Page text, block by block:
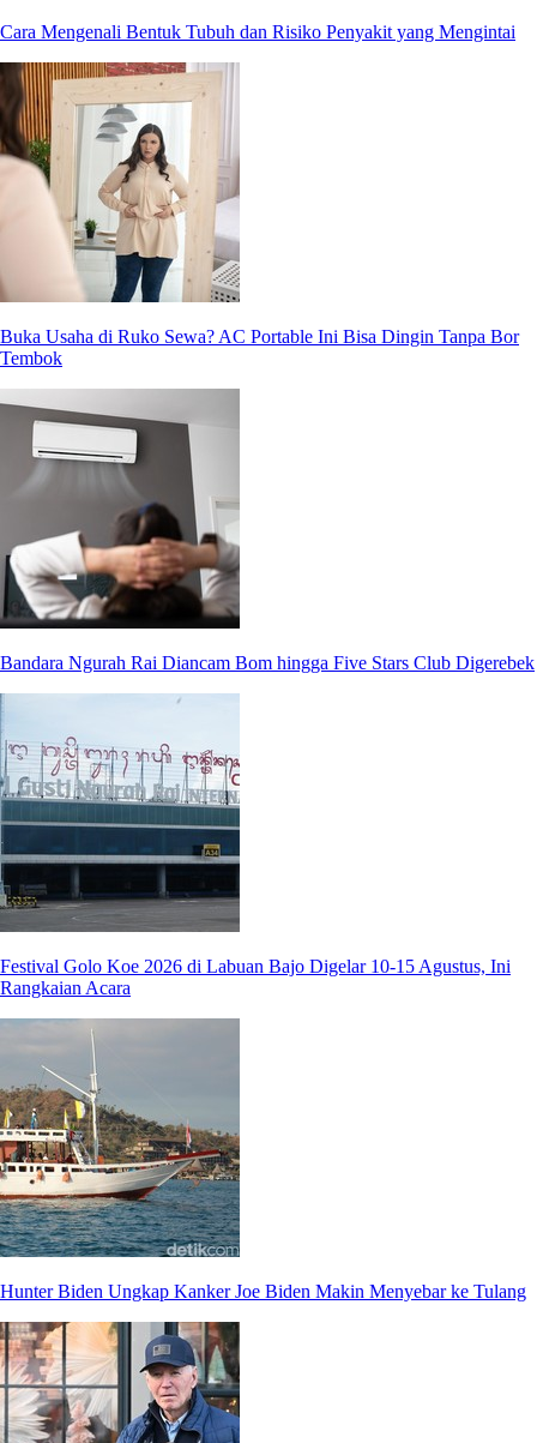
Cara Mengenali Bentuk Tubuh dan Risiko Penyakit yang Mengintai
Buka Usaha di Ruko Sewa? AC Portable Ini Bisa Dingin Tanpa Bor
Tembok
Bandara Ngurah Rai Diancam Bom hingga Five Stars Club Digerebek
Festival Golo Koe 2026 di Labuan Bajo Digelar 10-15 Agustus, Ini
Rangkaian Acara
Hunter Biden Ungkap Kanker Joe Biden Makin Menyebar ke Tulang